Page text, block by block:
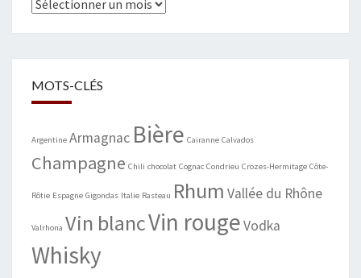
Archives
MOTS-CLÉS
Argentine Armagnac Bière Cairanne Calvados
Champagne Chili chocolat Cognac Condrieu Crozes-Hermitage Côte-
Rôtie Espagne Gigondas Italie Rasteau Rhum Vallée du Rhône
Valrhona Vin blancVin rougeVodka
Whisky